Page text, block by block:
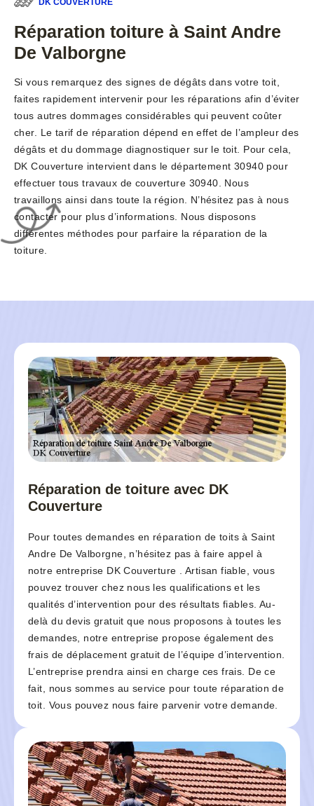
DK COUVERTURE
Réparation toiture à Saint Andre
De Valborgne
Si vous remarquez des signes de dégâts dans votre toit,
faites rapidement intervenir pour les réparations afin d’éviter
tous autres dommages considérables qui peuvent coûter
cher. Le tarif de réparation dépend en effet de l’ampleur des
dégâts et du dommage diagnostiquer sur le toit. Pour cela,
DK Couverture intervient dans le département 30940 pour
effectuer tous travaux de couverture 30940. Nous
travaillons ainsi dans toute la région. N’hésitez pas à nous
contacter pour plus d’informations. Nous disposons
différentes méthodes pour parfaire la réparation de la
toiture.
Réparation de toiture avec DK
Couverture
Pour toutes demandes en réparation de toits à Saint
Andre De Valborgne, n’hésitez pas à faire appel à
notre entreprise DK Couverture . Artisan fiable, vous
pouvez trouver chez nous les qualifications et les
qualités d’intervention pour des résultats fiables. Au-
delà du devis gratuit que nous proposons à toutes les
demandes, notre entreprise propose également des
frais de déplacement gratuit de l’équipe d’intervention.
L’entreprise prendra ainsi en charge ces frais. De ce
fait, nous sommes au service pour toute réparation de
toit. Vous pouvez nous faire parvenir votre demande.